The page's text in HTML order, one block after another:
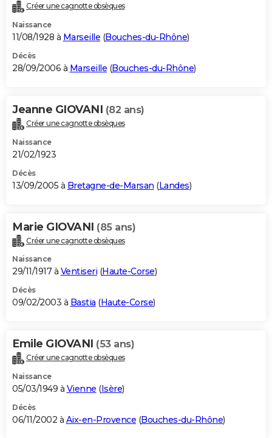
Créer une cagnotte obsèques
Naissance
11/08/1928 à Marseille (Bouches-du-Rhône)
Décès
28/09/2006 à Marseille (Bouches-du-Rhône)
Jeanne GIOVANI (82 ans)
Créer une cagnotte obsèques
Naissance
21/02/1923
Décès
13/09/2005 à Bretagne-de-Marsan (Landes)
Marie GIOVANI (85 ans)
Créer une cagnotte obsèques
Naissance
29/11/1917 à Ventiseri (Haute-Corse)
Décès
09/02/2003 à Bastia (Haute-Corse)
Emile GIOVANI (53 ans)
Créer une cagnotte obsèques
Naissance
05/03/1949 à Vienne (Isère)
Décès
06/11/2002 à Aix-en-Provence (Bouches-du-Rhône)